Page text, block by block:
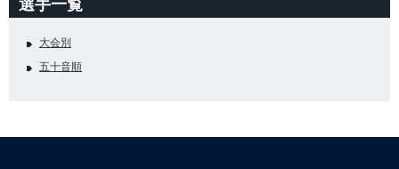
選手一覧
大会別
五十音順